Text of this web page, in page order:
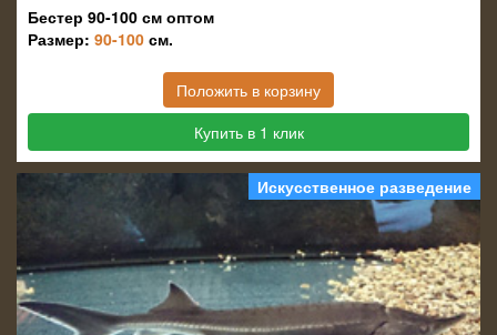
Бестер 90-100 см оптом
Размер: 90-100 см.
Положить в корзину
Купить в 1 клик
Искусственное разведение